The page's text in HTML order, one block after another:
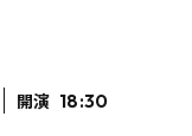
開演 18:30